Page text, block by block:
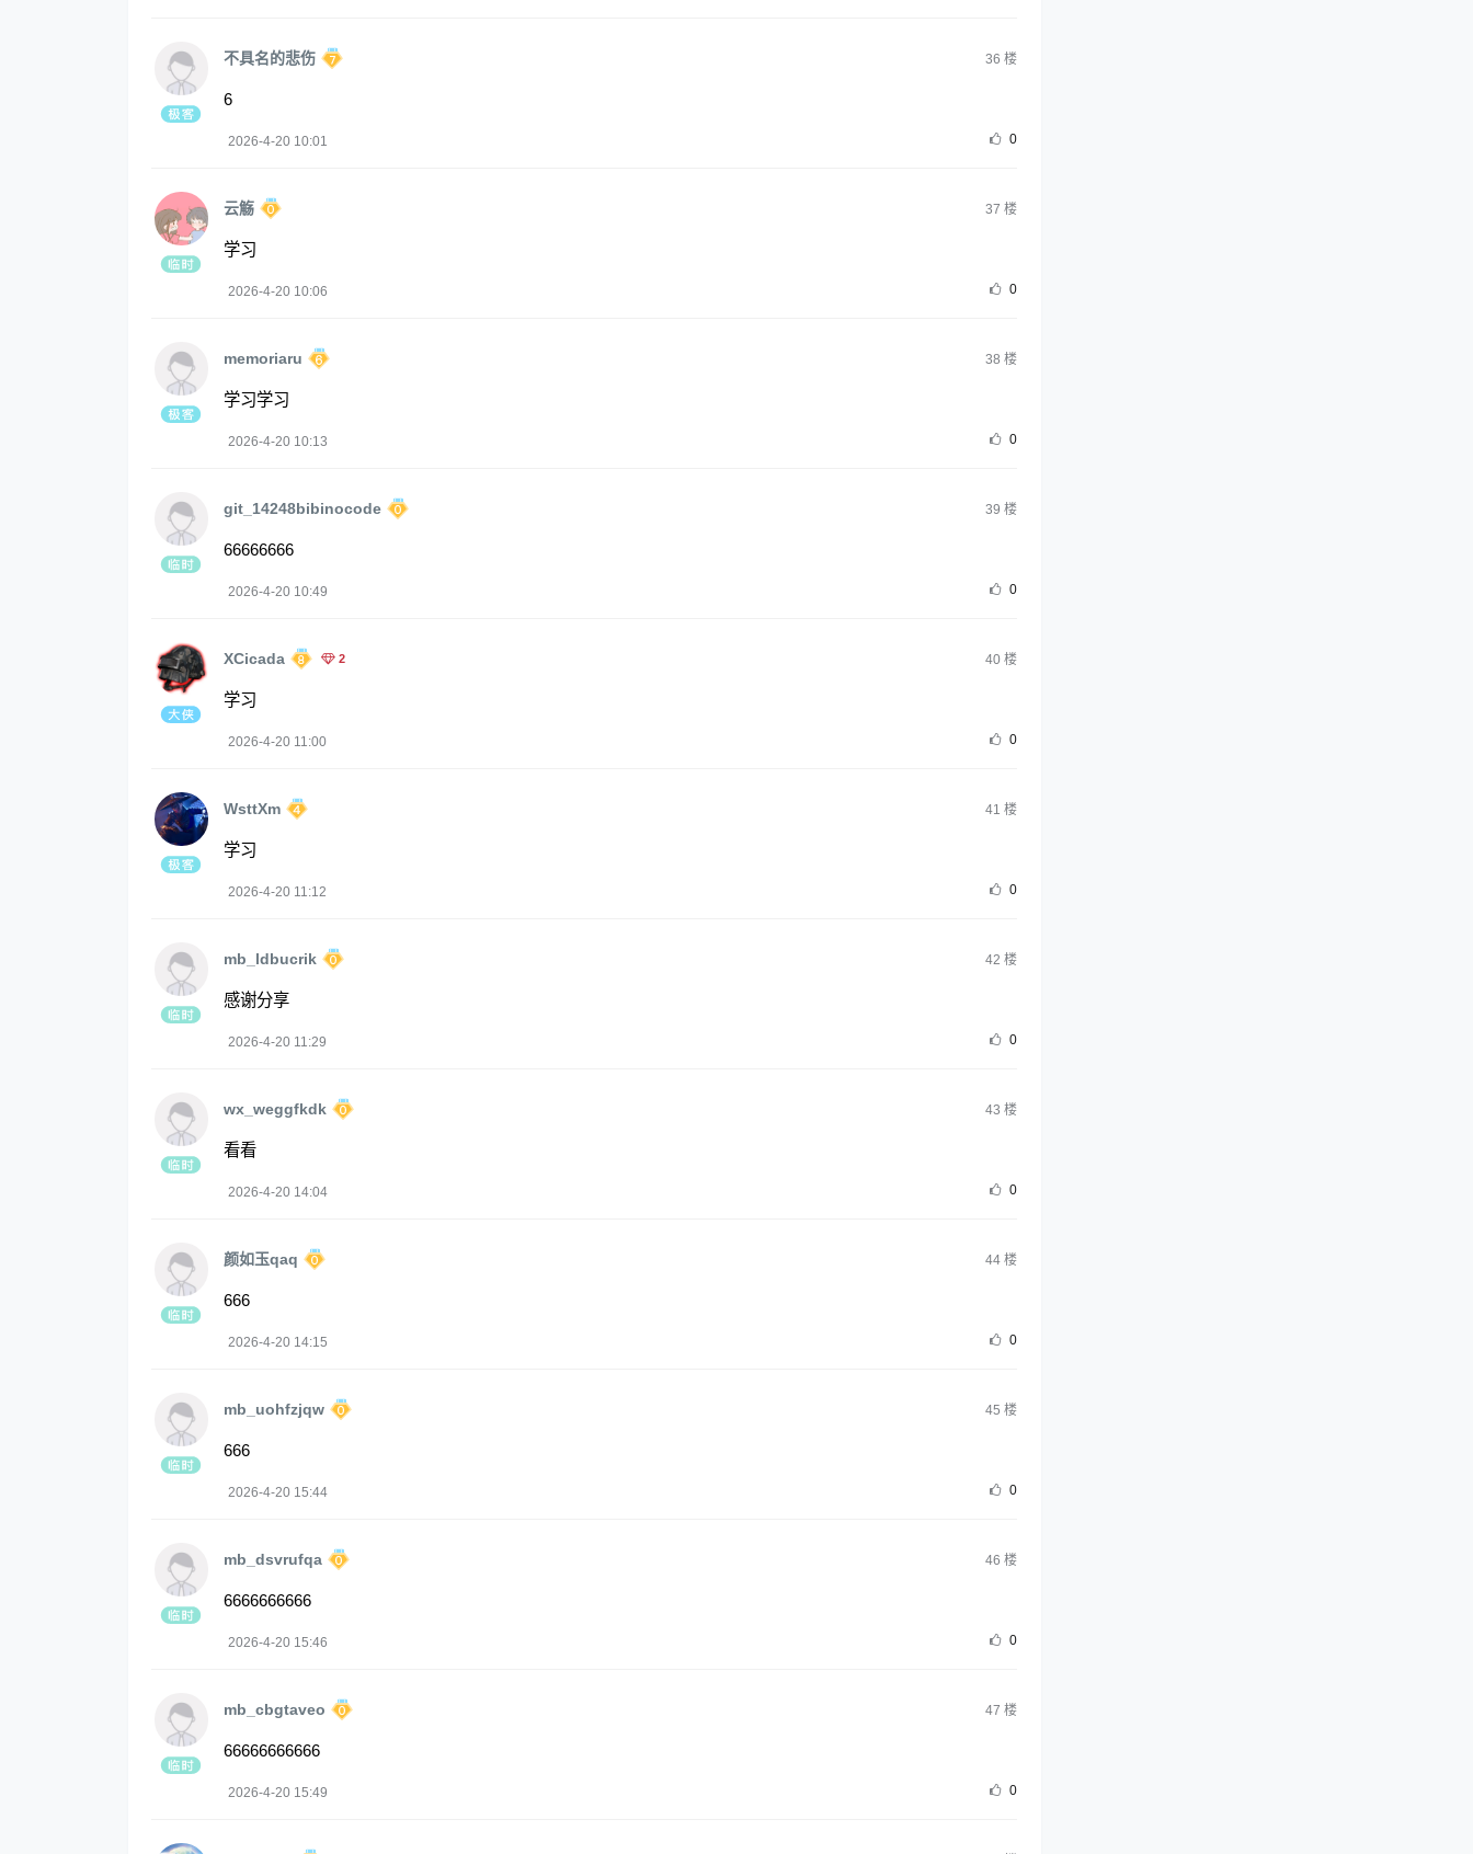
不具名的悲伤 36 楼
6
2026-4-20 10:01 0
云觞 37 楼
学习
2026-4-20 10:06 0
memoriaru 38 楼
学习学习
2026-4-20 10:13 0
git_14248bibinocode 39 楼
66666666
2026-4-20 10:49 0
XCicada 2 40 楼
学习
2026-4-20 11:00 0
WsttXm 41 楼
学习
2026-4-20 11:12 0
mb_ldbucrik 42 楼
感谢分享
2026-4-20 11:29 0
wx_weggfkdk 43 楼
看看
2026-4-20 14:04 0
颜如玉qaq 44 楼
666
2026-4-20 14:15 0
mb_uohfzjqw 45 楼
666
2026-4-20 15:44 0
mb_dsvrufqa 46 楼
6666666666
2026-4-20 15:46 0
mb_cbgtaveo 47 楼
66666666666
2026-4-20 15:49 0